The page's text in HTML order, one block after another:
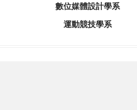
數位媒體設計學系
運動競技學系